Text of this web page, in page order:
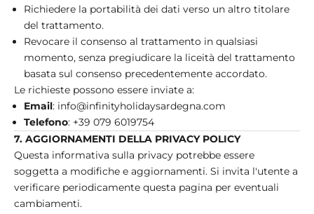
Richiedere la portabilità dei dati verso un altro titolare
del trattamento.
Revocare il consenso al trattamento in qualsiasi
momento, senza pregiudicare la liceità del trattamento
basata sul consenso precedentemente accordato.
Le richieste possono essere inviate a:
Email: info@infinityholidaysardegna.com
Telefono: +39 079 6019754
7. AGGIORNAMENTI DELLA PRIVACY POLICY
Questa informativa sulla privacy potrebbe essere
soggetta a modifiche e aggiornamenti. Si invita l'utente a
verificare periodicamente questa pagina per eventuali
cambiamenti.